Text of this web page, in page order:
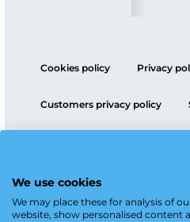
We use cookies
We may place these for analysis of
website, show personalised content
Cookies policy Privacy
Customers privacy policy